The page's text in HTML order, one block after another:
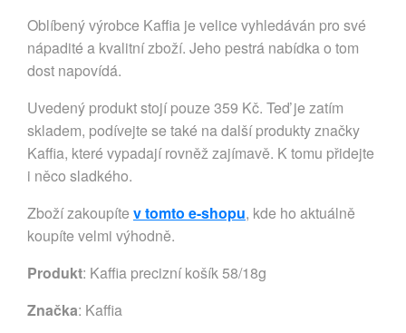
Oblíbený výrobce Kaffia je velice vyhledáván pro své
nápadité a kvalitní zboží. Jeho pestrá nabídka o tom
dost napovídá.
Uvedený produkt stojí pouze 359 Kč. Teď je zatím
skladem, podívejte se také na další produkty značky
Kaffia, které vypadají rovněž zajímavě. K tomu přidejte
i něco sladkého.
Zboží zakoupíte v tomto e-shopu, kde ho aktuálně
koupíte velmi výhodně.
Produkt: Kaffia precizní košík 58/18g
Značka: Kaffia